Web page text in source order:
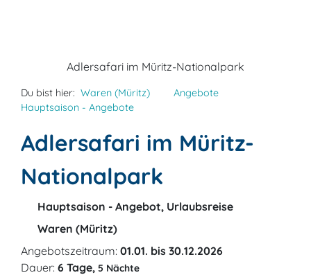
Adlersafari im Müritz-Nationalpark
Du bist hier: Waren (Müritz)
Angebote
Hauptsaison - Angebote
Adlersafari im Müritz-
Nationalpark
Hauptsaison - Angebot, Urlaubsreise
Waren (Müritz)
Angebotszeitraum: 01.01. bis 30.12.2026
Dauer: 6 Tage, 5 Nächte